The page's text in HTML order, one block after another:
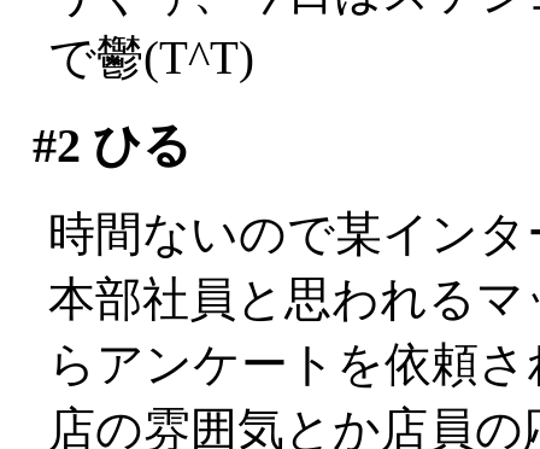
で鬱(T^T)
#2 ひる
時間ないので某イン
本部社員と思われる
らアンケートを依頼
店の雰囲気とか店員